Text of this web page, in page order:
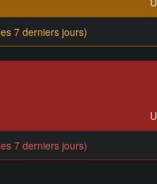
7 derniers jours)
7 derniers jours)